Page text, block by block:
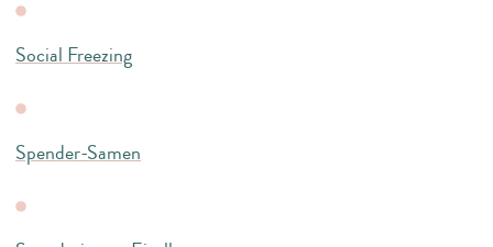
Social Freezing
Spender-Samen